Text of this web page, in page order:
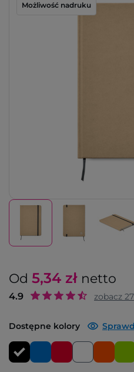
Możliwość nadruku
Od 5,34 zł netto
4.9 zobacz
Dostępne kolory